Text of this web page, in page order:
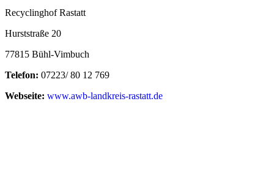
Recyclinghof Rastatt
Hurststraße 20
77815 Bühl-Vimbuch
Telefon: 07223/ 80 12 769
Webseite: www.awb-landkreis-rastatt.de